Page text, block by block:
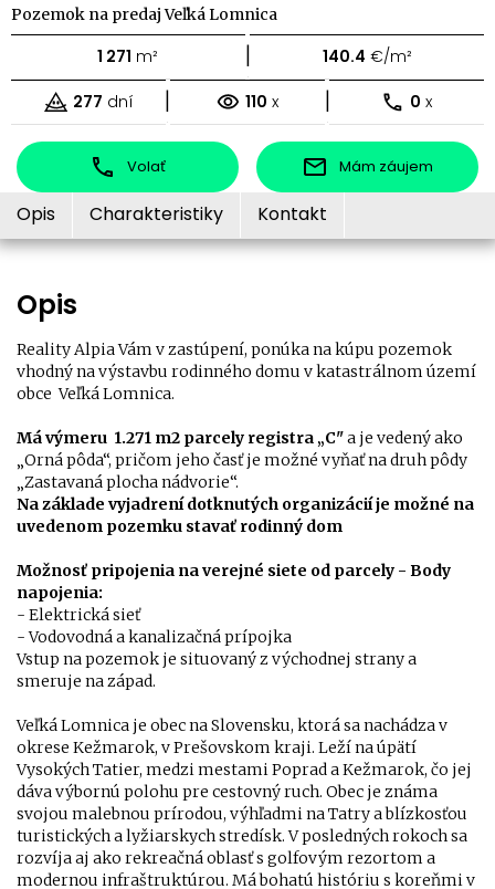
Pozemok na predaj Veľká Lomnica
1 271 m² | 140.4 €/m²
277 dní | 110 x | 0 x
Volať Mám záujem
Opis Charakteristiky Kontakt
Opis
Reality Alpia Vám v zastúpení, ponúka na kúpu pozemok
vhodný na výstavbu rodinného domu v katastrálnom území
obce Veľká Lomnica.
Má výmeru 1.271 m2 parcely registra „C"a je vedený ako
„Orná pôda“, pričom jeho časť je možné vyňať na druh pôdy
„Zastavaná plocha nádvorie“.
Na základe vyjadrení dotknutých organizácií je možné na
uvedenom pozemku stavať rodinný dom
Možnosť pripojenia na verejné siete od parcely - Body
napojenia:
- Elektrická sieť
- Vodovodná a kanalizačná prípojka
Vstup na pozemok je situovaný z východnej strany a
smeruje na západ.
Veľká Lomnica je obec na Slovensku, ktorá sa nachádza v
okrese Kežmarok, v Prešovskom kraji. Leží na úpätí
Vysokých Tatier, medzi mestami Poprad a Kežmarok, čo jej
dáva výbornú polohu pre cestovný ruch. Obec je známa
svojou malebnou prírodou, výhľadmi na Tatry a blízkosťou
turistických a lyžiarskych stredísk. V posledných rokoch sa
rozvíja aj ako rekreačná oblasť s golfovým rezortom a
modernou infraštruktúrou. Má bohatú históriu s koreňmi v